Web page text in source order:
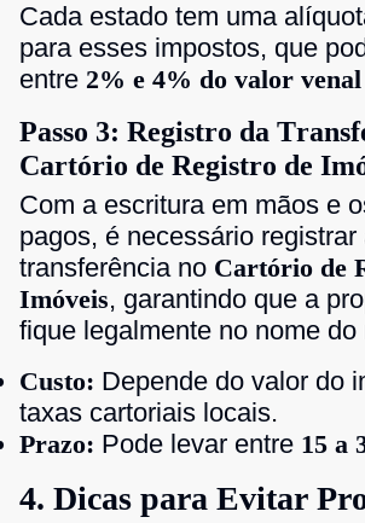
Cada estado tem uma
para esses impostos, que
entre 2% e 4% do valor
Passo 3: Registro da
Cartório de Registro de
Com a escritura em mãos e
pagos, é necessário registrar
transferência no Cartório de
Imóveis, garantindo que a
fique legalmente no nome do
Custo: Depende do valor do
taxas cartoriais locais.
Prazo: Pode levar entre 15 a
4. Dicas para Evitar